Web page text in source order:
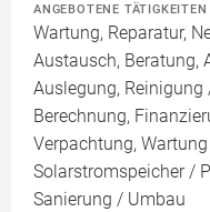
ANGEBOTENE TÄTIGKEITEN
Wartung, Reparatur,
Austausch, Beratung,
Auslegung,
Berechnung,
Verpachtung,
Solarstromspeicher /
Sanierung / Umbau